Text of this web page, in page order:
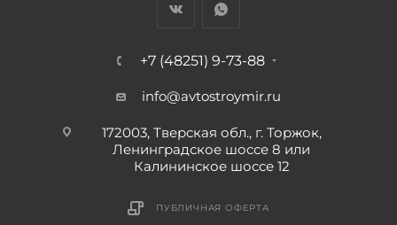
+7 (48251) 9-73-88
info@avtostroymir.ru
172003, Тверская обл., г. Торжок,
Ленинградское шоссе 8 или
Калининское шоссе 12
ПУБЛИЧНАЯ ОФЕРТА